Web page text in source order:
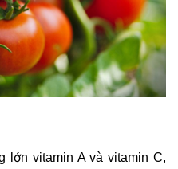
lớn vitamin A và vitamin C,